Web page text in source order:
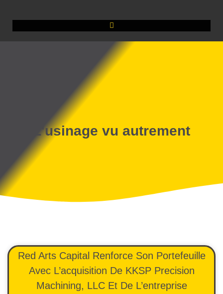
L'usinage vu autrement
Red Arts Capital Renforce Son Portefeuille
Avec L’acquisition De KKSP Precision
Machining, LLC Et De L’entreprise